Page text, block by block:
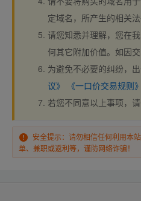
定域名，所产生的相关
请您知悉并理解，您在
何其它附加价值。如因
为避免不必要的纠纷，
议》
《一口价交易规则》
若您不同意以上事项，
安全提示：请勿相信任何利用本
单、兼职或返利等，谨防网络诈骗！